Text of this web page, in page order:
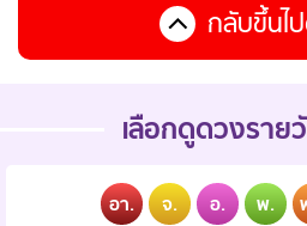
กลับขึ้นไ
เลือกดูดวงราย
อา. จ. อ. พ.